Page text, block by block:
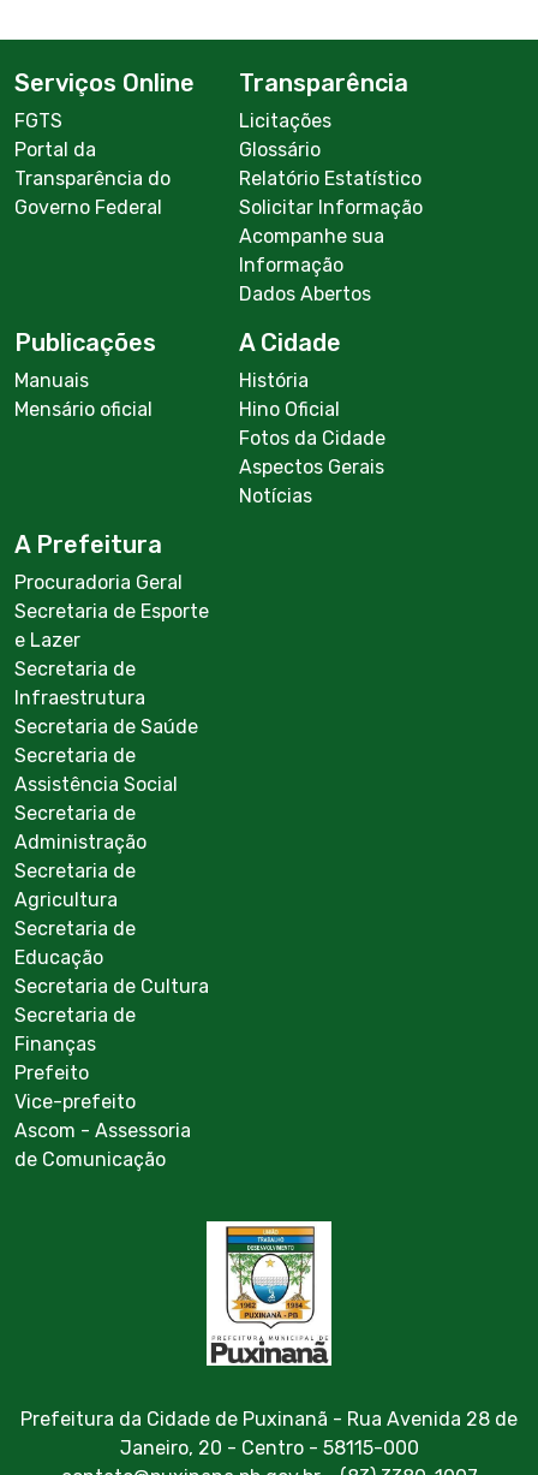
Serviços Online
FGTS
Portal da
Transparência do
Governo Federal
Transparência
Licitações
Glossário
Relatório Estatístico
Solicitar Informação
Acompanhe sua
Informação
Dados Abertos
Publicações
Manuais
Mensário oficial
A Cidade
História
Hino Oficial
Fotos da Cidade
Aspectos Gerais
Notícias
A Prefeitura
Procuradoria Geral
Secretaria de Esporte
e Lazer
Secretaria de
Infraestrutura
Secretaria de Saúde
Secretaria de
Assistência Social
Secretaria de
Administração
Secretaria de
Agricultura
Secretaria de
Educação
Secretaria de Cultura
Secretaria de
Finanças
Prefeito
Vice-prefeito
Ascom - Assessoria
de Comunicação
Prefeitura da Cidade de Puxinanã - Rua Avenida 28 de
Janeiro, 20 - Centro - 58115-000